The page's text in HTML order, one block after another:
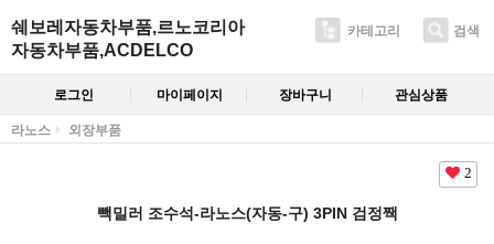
쉐보레자동차부품,르노코리아
자동차부품,ACDELCO
카테고리 검색
로그인 마이페이지 장바구니 관심상품
라노스 외장부품
2
빽밀러 조수석-라노스(자동-구) 3PIN 검정짹